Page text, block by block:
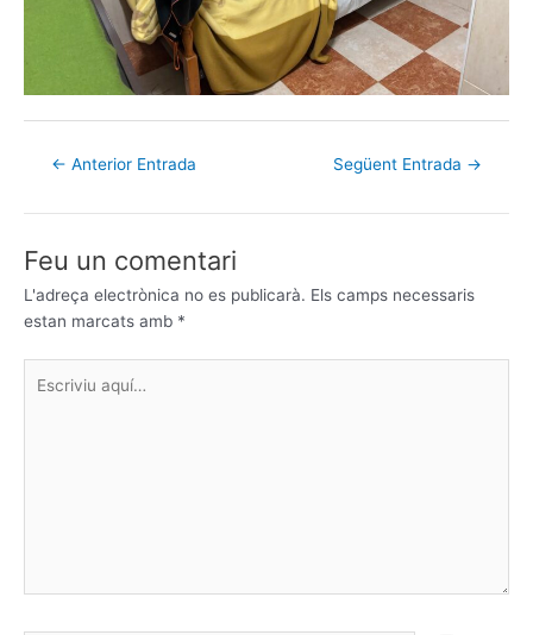
← Anterior Entrada Següent Entrada →
Feu un comentari
L'adreça electrònica no es publicarà. Els camps necessaris
estan marcats amb *
aquí…